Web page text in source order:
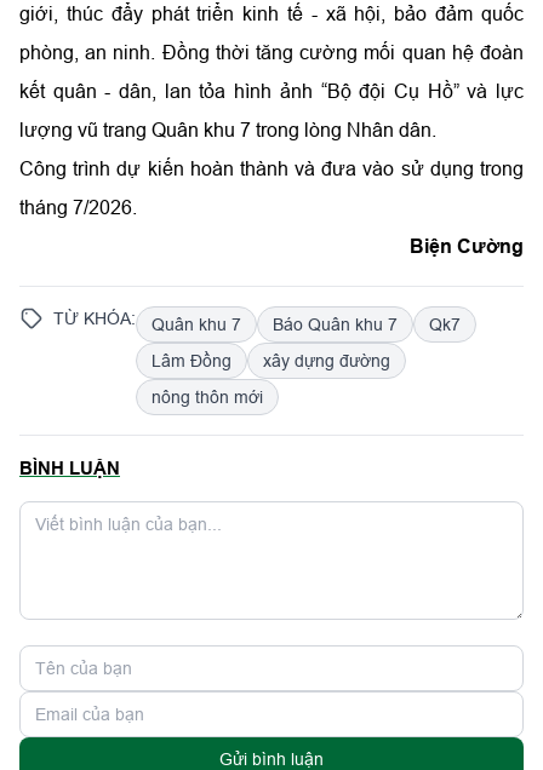
giới, thúc đẩy phát triển kinh tế - xã hội, bảo đảm quốc
phòng, an ninh. Đồng thời tăng cường mối quan hệ đoàn
kết quân - dân, lan tỏa hình ảnh “Bộ đội Cụ Hồ” và lực
lượng vũ trang Quân khu 7 trong lòng Nhân dân.
Công trình dự kiến hoàn thành và đưa vào sử dụng trong
tháng 7/2026.
Biện Cường
TỪ KHÓA: Quân khu 7 Báo Quân khu 7
Qk7
Lâm Đồng
xây dựng đường
nông thôn mới
BÌNH LUẬN
Gửi bình luận